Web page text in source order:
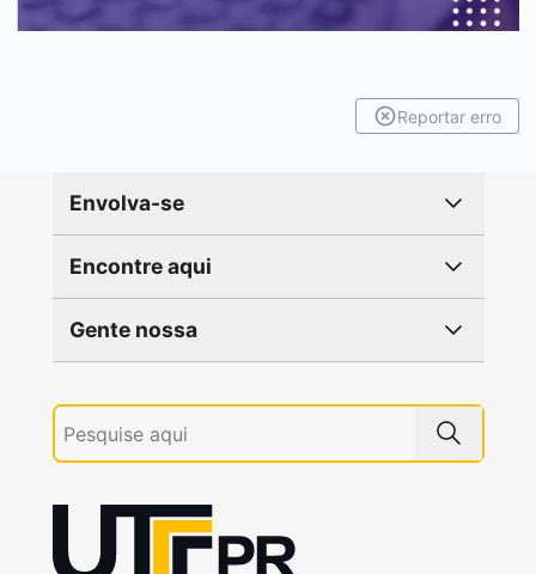
Reportar erro
Envolva-se
Encontre aqui
Gente nossa